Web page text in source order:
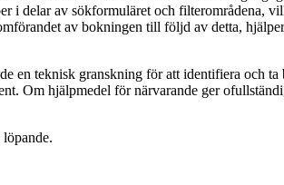
i delar av sökformuläret och filterområdena,
av bokningen till följd av detta,
en teknisk granskning för att identifiera och
Om hjälpmedel för närvarande ger